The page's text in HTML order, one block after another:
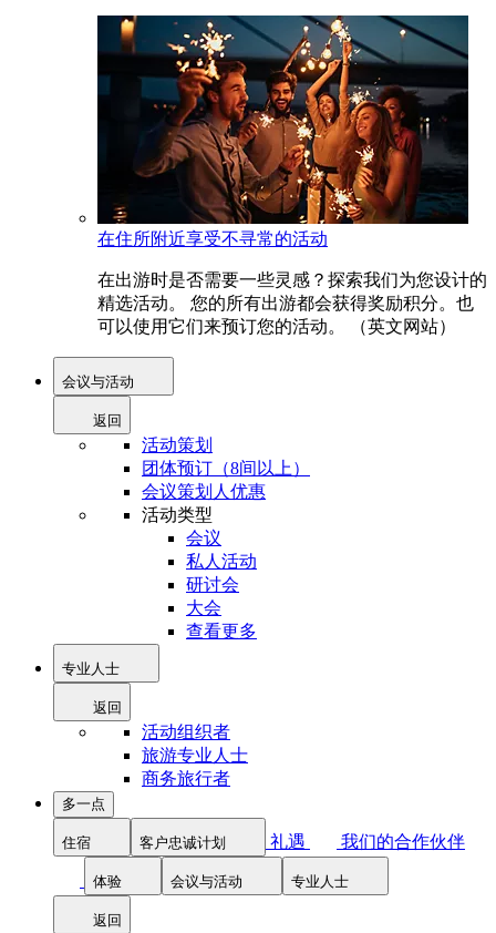
在住所附近享受不寻常的活动
在出游时是否需要一些灵感？探索我们为您设计的
精选活动。 您的所有出游都会获得奖励积分。也
可以使用它们来预订您的活动。 （英文网站）
会议与活动
返回
活动策划
团体预订（8间以上）
会议策划人优惠
活动类型
会议
私人活动
研讨会
大会
查看更多
专业人士
返回
活动组织者
旅游专业人士
商务旅行者
多一点
住宿 客户忠诚计划 礼遇 我们的合作伙伴
体验 会议与活动 专业人士
返回